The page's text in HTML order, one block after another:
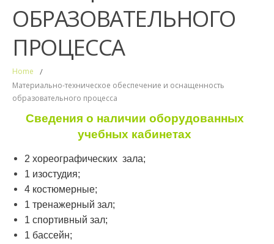
ОБРАЗОВАТЕЛЬНОГО
ПРОЦЕССА
Home /
Материально-техническое обеспечение и оснащенность
образовательного процесса
Сведения о наличии оборудованных
учебных кабинетах
2 хореографических зала;
1 изостудия;
4 костюмерные;
1 тренажерный зал;
1 спортивный зал;
1 бассейн;